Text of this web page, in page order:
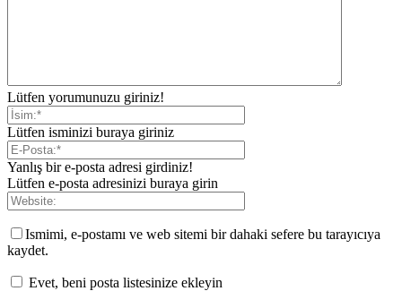
Lütfen yorumunuzu giriniz!
Lütfen isminizi buraya giriniz
Yanlış bir e-posta adresi girdiniz!
Lütfen e-posta adresinizi buraya girin
Ismimi, e-postamı ve web sitemi bir dahaki sefere bu tarayıcıya
kaydet.
Evet, beni posta listesinize ekleyin